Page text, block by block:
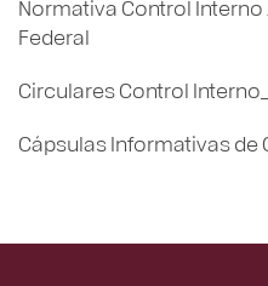
Normativa Control
Federal
Circulares Control
Cápsulas Informativas de